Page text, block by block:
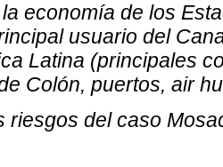
economía de los
usuario del
Latina (principales
Colón, puertos, air
riesgos del caso